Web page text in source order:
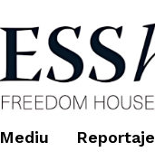
Mediu Reportaje